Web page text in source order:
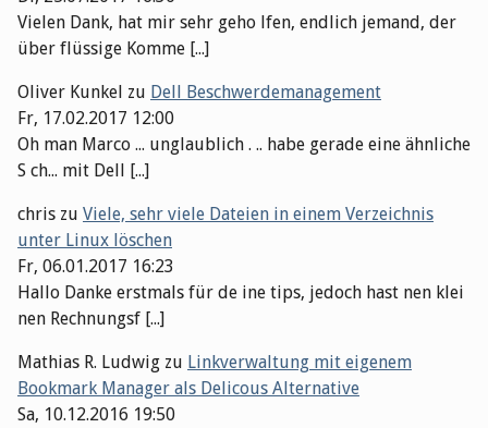
Vielen Dank, hat mir sehr geho lfen, endlich jemand, der
über flüssige Komme [...]
Oliver Kunkel zu Dell Beschwerdemanagement
Fr, 17.02.2017 12:00
Oh man Marco ... unglaublich . .. habe gerade eine ähnliche
S ch... mit Dell [...]
chris zu Viele, sehr viele Dateien in einem Verzeichnis
unter Linux löschen
Fr, 06.01.2017 16:23
Hallo Danke erstmals für de ine tips, jedoch hast nen klei
nen Rechnungsf [...]
Mathias R. Ludwig zu Linkverwaltung mit eigenem
Bookmark Manager als Delicous Alternative
Sa, 10.12.2016 19:50